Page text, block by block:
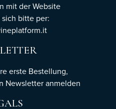
mit der Website
bitte per:
erste Bestellung,
Newsletteranmelden